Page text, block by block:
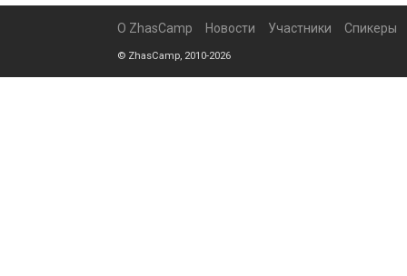
О ZhasCamp Новости Участники Спикеры
© ZhasCamp, 2010-2026